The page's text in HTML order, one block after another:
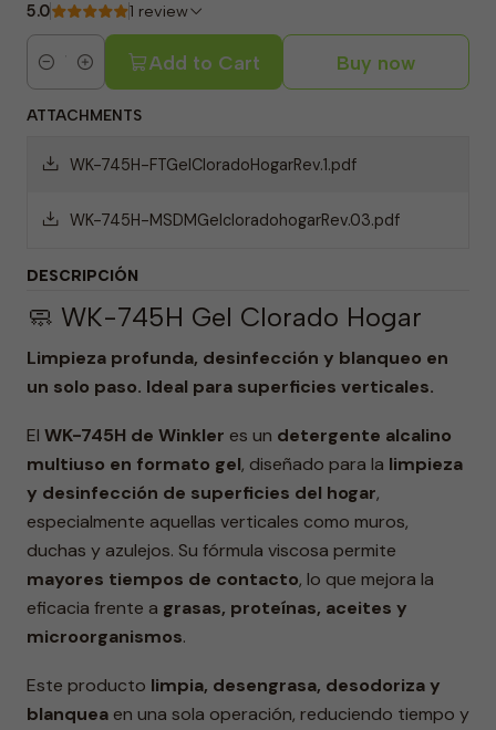
5.0 1 review
Quantity
Add to Cart Buy now
ATTACHMENTS
WK-745H-FTGelCloradoHogarRev.1.pdf
WK-745H-MSDMGelcloradohogarRev.03.pdf
DESCRIPCIÓN
🧼 WK-745H Gel Clorado Hogar
Limpieza profunda, desinfección y blanqueo en
un solo paso. Ideal para superficies verticales.
El WK-745H de Winkler es un detergente alcalino
multiuso en formato gel, diseñado para la limpieza
y desinfección de superficies del hogar,
especialmente aquellas verticales como muros,
duchas y azulejos. Su fórmula viscosa permite
mayores tiempos de contacto, lo que mejora la
eficacia frente a grasas, proteínas, aceites y
microorganismos.
Este producto limpia, desengrasa, desodoriza y
blanquea en una sola operación, reduciendo tiempo y